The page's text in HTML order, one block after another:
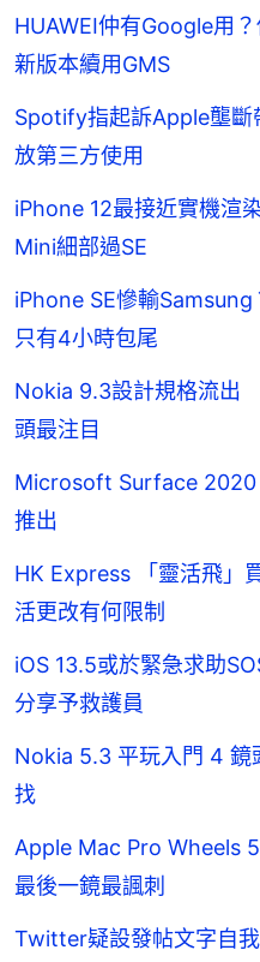
HUAWEI仲有Google用
新版本續用GMS
Spotify指起訴Apple壟
放第三方使用
iPhone 12最接近實機渲
Mini細部過SE
iPhone SE慘輸
只有4小時包尾
Nokia 9.3設計規格流出
頭最注目
Microsoft Surface 2020
推出
HK Express 「靈活飛」
活更改有何限制
iOS 13.5或於緊急求助
分享予救護員
Nokia 5.3 平玩入門 4
找
Apple Mac Pro Wheels
最後一鏡最諷刺
Twitter疑設發帖文字自